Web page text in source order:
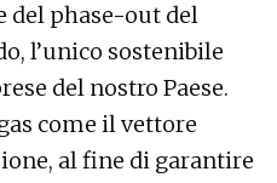
del phase-out del
l’unico sostenibile
del nostro Paese.
come il vettore
al fine di garantire